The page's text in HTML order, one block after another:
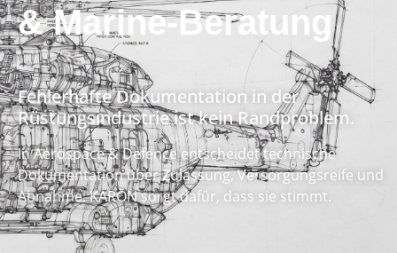
& Marine-Beratung
Fehlerhafte Dokumentation in der
Rüstungsindustrie ist kein Randproblem.
In Aerospace & Defence entscheidet technische
Dokumentation über Zulassung, Versorgungsreife und
Abnahme. KARŌN sorgt dafür, dass sie stimmt.